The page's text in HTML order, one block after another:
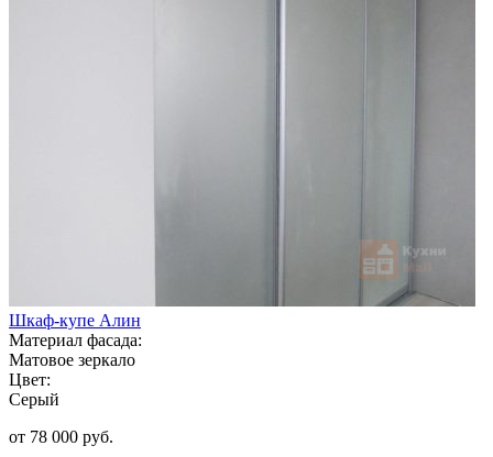
Шкаф-купе Алин
Материал фасада:
Матовое зеркало
Цвет:
Серый
от 78 000 руб.